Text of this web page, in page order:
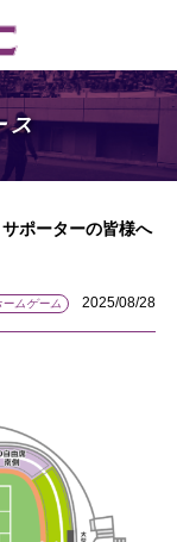
ス
ポーターの皆様へ
ームゲーム 2025/08/28